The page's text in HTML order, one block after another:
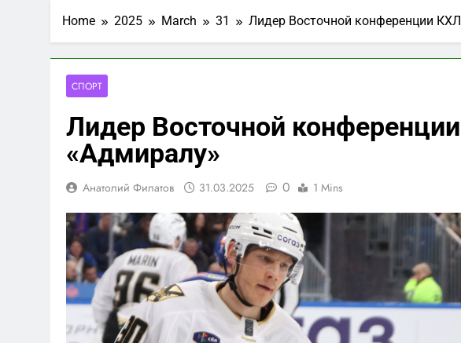
Home 2025 March 31 Лидер Восточной конференции
СПОРТ
Лидер Восточной
«Адмиралу»
Анатолий Филатов 31.03.2025 0 1 Mins